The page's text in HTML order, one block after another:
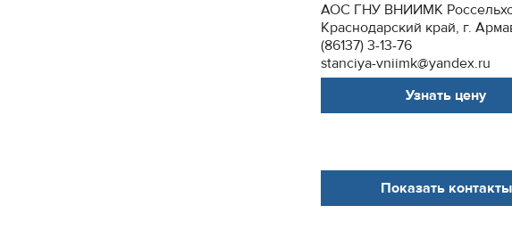
АОС ГНУ ВНИИМК
Краснодарский край, г.
(86137) 3-13-76
stanciya-vniimk@yandex.ru
Узнать цену
Показать контакты